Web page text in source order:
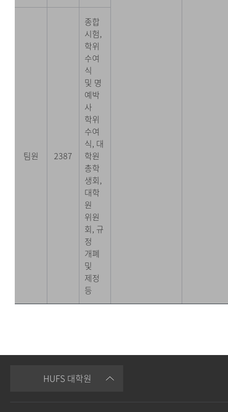
팀원 2387
종합
시험,
학위
수여
식
및 명
예박
사
학위
수여
식, 대
학원
총학
생회,
대학
원
위원
회, 규
정
개폐
및
제정
등
HUFS 대학원